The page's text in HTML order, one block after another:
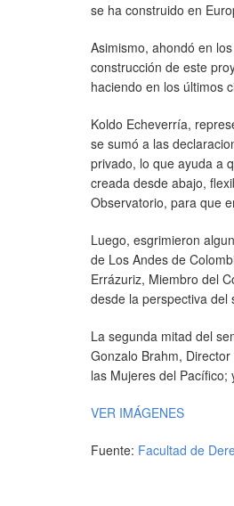
se ha construido en
Asimismo, ahondó en
construcción de este
haciendo en los últimos
Koldo Echeverría,
se sumó a las
privado, lo que ayuda a
creada desde abajo,
Observatorio, para que
Luego, esgrimieron
de Los Andes de
Errázuriz, Miembro del
desde la perspectiva del
La segunda mitad del
Gonzalo Brahm,
las Mujeres del Pacífico;
VER IMÁGENES
Fuente: Facultad de